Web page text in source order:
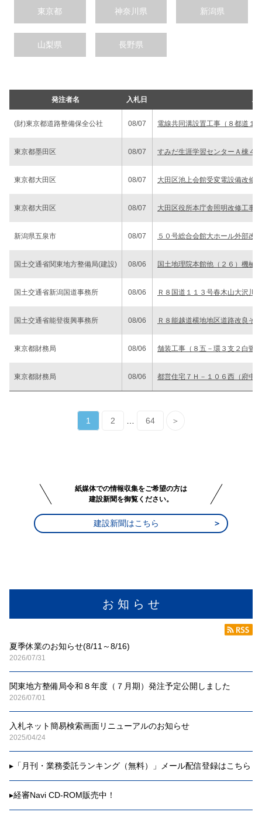
お 知 ら せ
夏季休業のお知らせ(8/11～8/16)
2026/07/31
関東地方整備局令和８年度（７月期）発注予定公開しました
2026/07/01
入札ネット簡易検索画面リニューアルのお知らせ
2025/04/24
▸ 「月刊・業務委託ランキング（無料）」メール配信登録はこちら
▸経審Navi CD-ROM販売中！
東京都 神奈川県 新潟県
山梨県 長野県
発注者名 入札日 工
(財)東京都道路整備保全公社 08/07 電線共同溝設置工事（８都道１
東京都墨田区 08/07 すみだ生涯学習センターＡ棟４
東京都大田区 08/07 大田区池上会館受変電設備改修
東京都大田区 08/07 大田区役所本庁舎照明改修工事
新潟県五泉市 08/07 ５０号総合会館大ホール外部改
国土交通省関東地方整備局(建設) 08/06 国土地理院本館他（２６）機械
国土交通省新潟国道事務所 08/06 Ｒ８国道１１３号春木山大沢川
国土交通省能登復興事務所 08/06 Ｒ８能越道横地地区道路改良そ
東京都財務局 08/06 舗装工事（８五－環３支２白鷺
東京都財務局 08/06 都営住宅７Ｈ－１０６西（府中
1 2 64 ＞
紙媒体での情報収集をご希望の方は
建設新聞を御覧ください。
建設新聞はこちら